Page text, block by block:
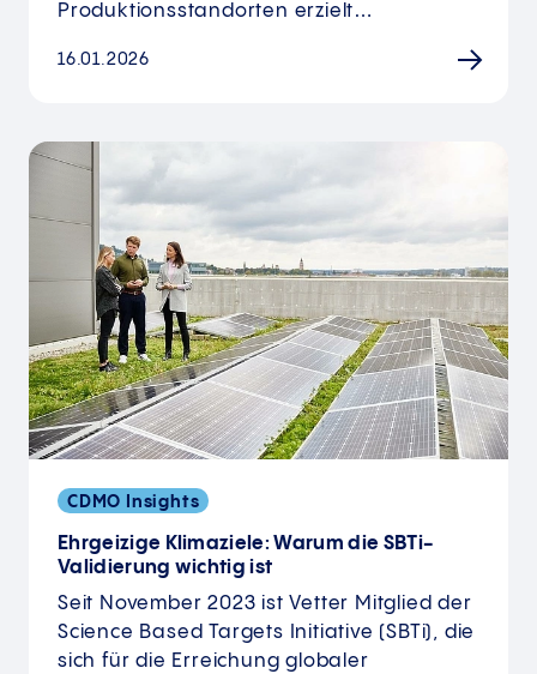
Produktionsstandorten erzielt…
16.01.2026
CDMO Insights
Ehrgeizige Klimaziele: Warum die SBTi-
Validierung wichtig ist
Seit November 2023 ist Vetter Mitglied der
Science Based Targets Initiative (SBTi), die
sich für die Erreichung globaler